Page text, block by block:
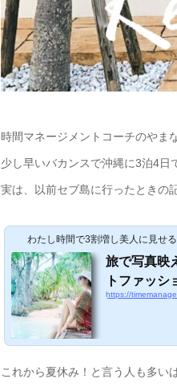
時間マネージメントコーチのやま
少し早いバカンスで沖縄に3泊4日
実は、以前セブ島に行ったときの
わたし時間で3割増し美人に見せ
旅で写真映
トファッシ
https://
これから夏休み！と言う人も多いは